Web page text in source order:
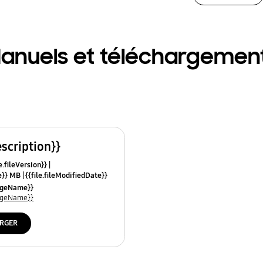
et
MB {{file.fileModifiedDate}}